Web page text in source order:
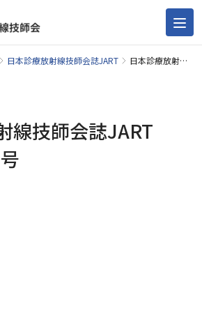
日本診療放射線技師会誌JART 日本診療放射線技師会誌JART 2024年10月号
線技師会誌JART